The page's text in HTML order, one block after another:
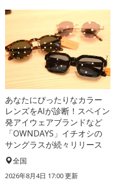
あなたにぴったりなカラー
レンズをAIが診断！スペイン
発アイウェアブランドなど
「OWNDAYS」イチオシの
サングラスが続々リリース
全国
2026年8月4日 17:00更新